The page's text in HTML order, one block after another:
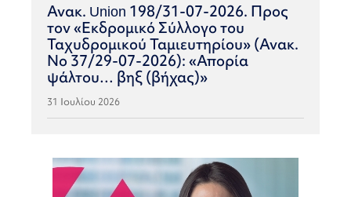
Ανακ. Union 198/31-07-2026. Προς
τον «Εκδρομικό Σύλλογο του
Ταχυδρομικού Ταμιευτηρίου» (Ανακ.
Νο 37/29-07-2026): «Απορία
ψάλτου… βηξ (βήχας)»
31 Ιουλίου 2026